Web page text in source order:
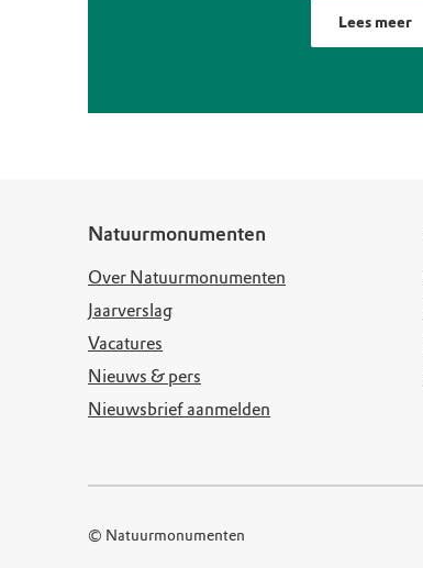
Lees meer
Natuurmonumenten
Over Natuurmonumenten
Jaarverslag
Vacatures
Nieuws & pers
Nieuwsbrief aanmelden
© Natuurmonumenten